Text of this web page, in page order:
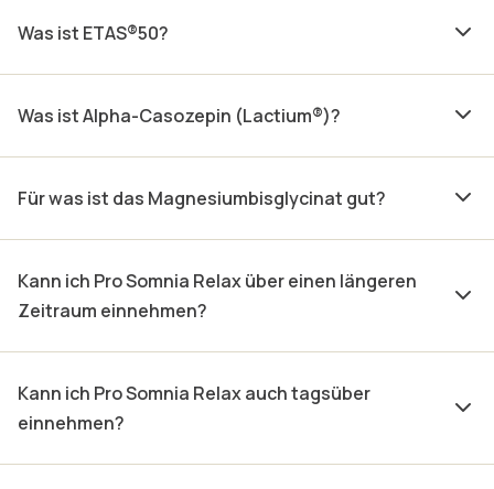
Was ist ETAS®50?
Was ist Alpha-Casozepin (Lactium®)?
Für was ist das Magnesiumbisglycinat gut?
Kann ich Pro Somnia Relax über einen längeren
Zeitraum einnehmen?
Kann ich Pro Somnia Relax auch tagsüber
einnehmen?